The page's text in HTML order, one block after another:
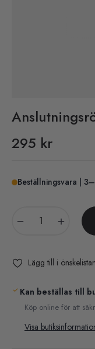
Pris
295 kr
Beställningsvara |
Lägg till i önskelistan
Kan beställas till
Köp online för att
Visa